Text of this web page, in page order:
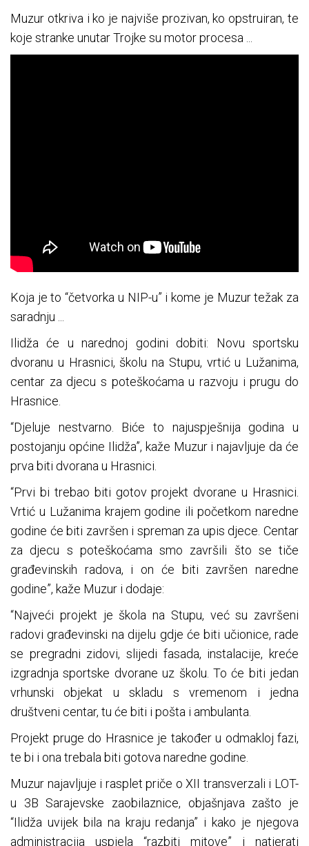
Muzur otkriva i ko je najviše prozivan, ko opstruiran, te
koje stranke unutar Trojke su motor procesa ...
Koja je to “četvorka u NIP-u” i kome je Muzur težak za
saradnju ...
Ilidža će u narednoj godini dobiti: Novu sportsku
dvoranu u Hrasnici, školu na Stupu, vrtić u Lužanima,
centar za djecu s poteškoćama u razvoju i prugu do
Hrasnice.
“Djeluje nestvarno. Biće to najuspješnija godina u
postojanju općine Ilidža”, kaže Muzur i najavljuje da će
prva biti dvorana u Hrasnici.
“Prvi bi trebao biti gotov projekt dvorane u Hrasnici.
Vrtić u Lužanima krajem godine ili početkom naredne
godine će biti završen i spreman za upis djece. Centar
za djecu s poteškoćama smo završili što se tiče
građevinskih radova, i on će biti završen naredne
godine”, kaže Muzur i dodaje:
“Najveći projekt je škola na Stupu, već su završeni
radovi građevinski na dijelu gdje će biti učionice, rade
se pregradni zidovi, slijedi fasada, instalacije, kreće
izgradnja sportske dvorane uz školu. To će biti jedan
vrhunski objekat u skladu s vremenom i jedna
društveni centar, tu će biti i pošta i ambulanta.
Projekt pruge do Hrasnice je također u odmakloj fazi,
te bi i ona trebala biti gotova naredne godine.
Muzur najavljuje i rasplet priče o XII transverzali i LOT-
u 3B Sarajevske zaobilaznice, objašnjava zašto je
“Ilidža uvijek bila na kraju redanja” i kako je njegova
administracija uspjela “razbiti mitove” i natjerati